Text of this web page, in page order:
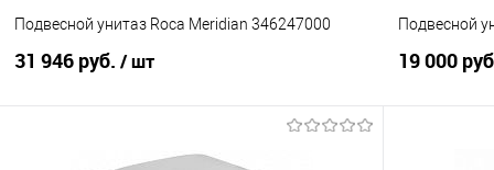
36
Высота см:
35
Высота см:
Подвесной унитаз Roca Meridian 346247000
31 946 руб. / шт
В корзину
Подвесной
19 000